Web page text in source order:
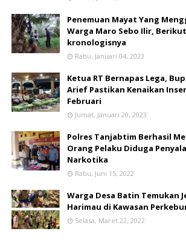
Penemuan Mayat Yang
Warga Maro Sebo Ilir, Berikut
kronologisnya
Rabu, Januari 04, 2023
Ketua RT Bernapas Lega,
Arief Pastikan Kenaikan
Februari
Jumat, Januari 20, 2023
Polres Tanjabtim Berhasil
Orang Pelaku Diduga
Narkotika
Rabu, Juni 15, 2022
Warga Desa Batin Temukan
Harimau di Kawasan
Selasa, Maret 22, 2022